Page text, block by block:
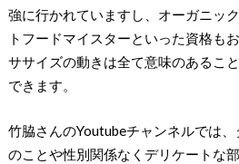
強に行かれていますし、オーガニッ
トフードマイスターといった資格も
ササイズの動きは全て意味のあるこ
できます。
竹脇さんのYoutubeチャンネルでは
のことや性別関係なくデリケートな